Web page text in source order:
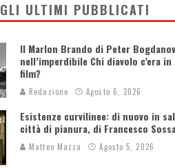
GLI ULTIMI PUBBLICATI
Il Marlon Brando di Peter
nell’imperdibile Chi diavolo c’era
film?
Redazione Agosto 6, 2026
Esistenze curvilinee: di nuovo in
città di pianura, di Francesco
Matteo Mazza Agosto 5, 2026